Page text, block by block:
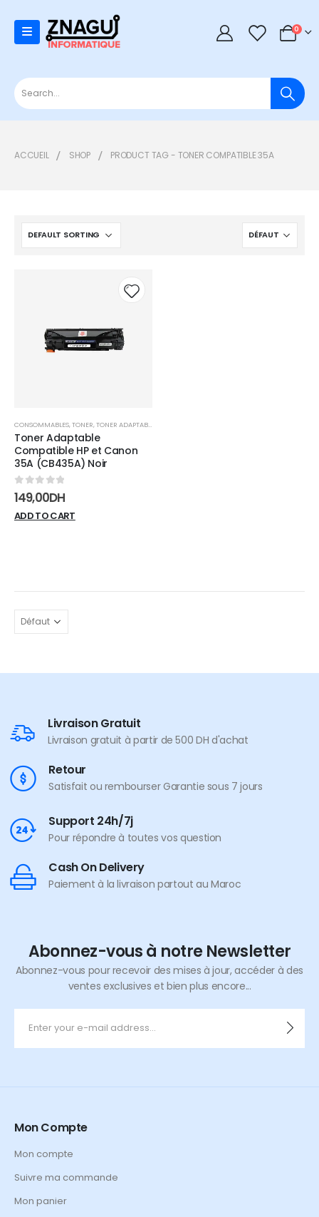
0 0
ACCUEIL SHOP PRODUCT TAG - TONER COMPATIBLE 35A
wishlist
CONSOMMABLES,TONER,TONER ADAPTABLE
Toner Adaptable
Compatible HP et Canon
35A (CB435A) Noir
0 sur 5
149,00DH
ADD TO CART
Livraison Gratuit
Livraison gratuit à partir de 500 DH d'achat
Retour
Satisfait ou rembourser Garantie sous 7 jours
Support 24h/7j
Pour répondre à toutes vos question
Cash On Delivery
Paiement à la livraison partout au Maroc
Abonnez-vous à notre Newsletter
Abonnez-vous pour recevoir des mises à jour, accéder à des
ventes exclusives et bien plus encore...
Mon Compte
Mon compte
Suivre ma commande
Mon panier